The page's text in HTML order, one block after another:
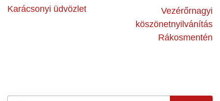
Karácsonyi üdvözlet
Vezérőrnagyi
köszönetnyilvánítás
Rákosmentén